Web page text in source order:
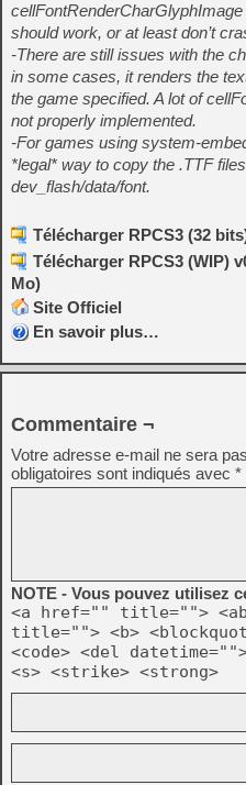
should work, or at least don’t
-There are still issues with the
in some cases, it renders the
the game specified. A lot of
not properly implemented.
-For games using system-
*legal* way to copy the .TTF
dev_flash/data/font.
Télécharger RPCS3 (32
Télécharger RPCS3 (WIP)
Mo)
Site Officiel
En savoir plus…
Commentaire ¬
Votre adresse e-mail ne sera
obligatoires sont indiqués avec *
NOTE - Vous pouvez utilisez
<a href="" title="">
title=""> <b>
<code> <del
<s> <strike> <strong>